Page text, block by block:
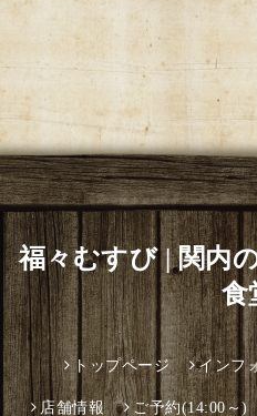
福々むすび | 関内
食
トップページ インフ
店舗情報 ご予約(14:00～)